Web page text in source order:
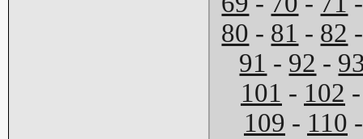
80 - 81 - 82
91 - 92 -
101 - 102
109 - 110